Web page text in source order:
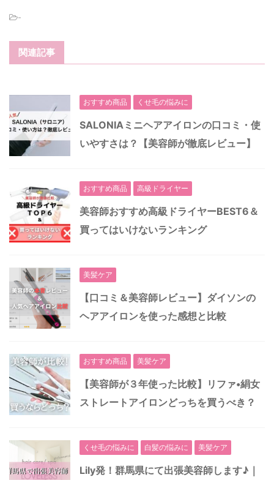
-
関連記事
おすすめ商品 くせ毛の悩みに
SALONIAミニヘアアイロンの口コミ・使
いやすさは？【美容師が徹底レビュー】
おすすめ商品 高級ドライヤー
美容師おすすめ高級ドライヤーBEST6＆
買ってはいけないランキング
美髪ケア
【口コミ＆美容師レビュー】ダイソンの
ヘアアイロンを使った感想と比較
おすすめ商品 美髪ケア
【美容師が３年使った比較】リファ•絹女
ストレートアイロンどっちを買うべき？
くせ毛の悩みに 白髪の悩みに 美髪ケア
Lily発！群馬県にて出張美容師します♪｜